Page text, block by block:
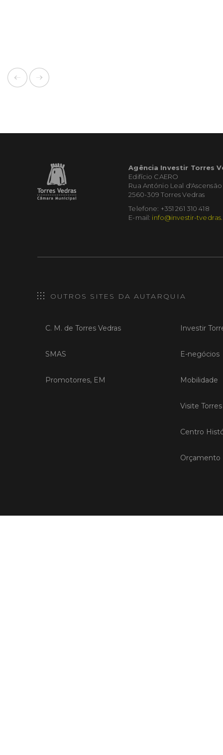
Agência Investir Torres
Edifício CAERO
Rua António Leal d'Ascensão
2560-309 Torres Vedras
Telefone: +351 261 310 418
E-mail: info@investir-
OUTROS SITES DA AUTARQUIA
C. M. de Torres Vedras
SMAS
Promotorres, EM
Investir
E-negócios
Mobilidade
Visite
Centro
Orçamento